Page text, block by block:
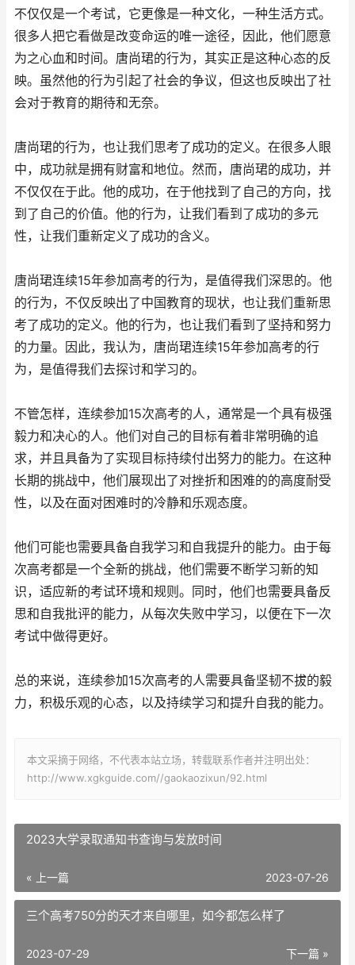
不仅仅是一个考试，它更像是一种文化，一种生活方式。
很多人把它看做是改变命运的唯一途径，因此，他们愿意
为之心血和时间。唐尚珺的行为，其实正是这种心态的反
映。虽然他的行为引起了社会的争议，但这也反映出了社
会对于教育的期待和无奈。
唐尚珺的行为，也让我们思考了成功的定义。在很多人眼
中，成功就是拥有财富和地位。然而，唐尚珺的成功，并
不仅仅在于此。他的成功，在于他找到了自己的方向，找
到了自己的价值。他的行为，让我们看到了成功的多元
性，让我们重新定义了成功的含义。
唐尚珺连续15年参加高考的行为，是值得我们深思的。他
的行为，不仅反映出了中国教育的现状，也让我们重新思
考了成功的定义。他的行为，也让我们看到了坚持和努力
的力量。因此，我认为，唐尚珺连续15年参加高考的行
为，是值得我们去探讨和学习的。
不管怎样，连续参加15次高考的人，通常是一个具有极强
毅力和决心的人。他们对自己的目标有着非常明确的追
求，并且具备为了实现目标持续付出努力的能力。在这种
长期的挑战中，他们展现出了对挫折和困难的的高度耐受
性，以及在面对困难时的冷静和乐观态度。
他们可能也需要具备自我学习和自我提升的能力。由于每
次高考都是一个全新的挑战，他们需要不断学习新的知
识，适应新的考试环境和规则。同时，他们也需要具备反
思和自我批评的能力，从每次失败中学习，以便在下一次
考试中做得更好。
总的来说，连续参加15次高考的人需要具备坚韧不拔的毅
力，积极乐观的心态，以及持续学习和提升自我的能力。
本文采摘于网络，不代表本站立场，转载联系作者并注明出处：
http://www.xgkguide.com//gaokaozixun/92.html
2023大学录取通知书查询与发放时间
« 上一篇 2023-07-26
三个高考750分的天才来自哪里，如今都怎么样了
下一篇 »
2023-07-29